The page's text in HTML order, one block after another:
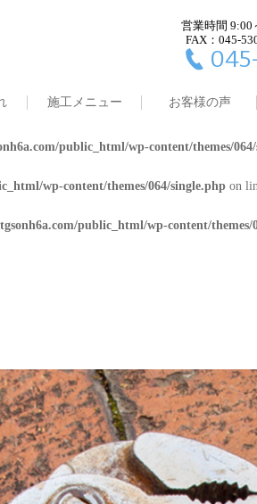
営業時間 9:00
FAX：045-
施工メニュー お客様の声
wp-content/themes/064/single.phpon
public_html/wp-content/
wp-content/themes/064/single.phpon
public_html/wp-content/themes/
wp-content/themes/064/single.php on
public_html/wp-content/themes/